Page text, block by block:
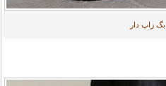
زاپ دار